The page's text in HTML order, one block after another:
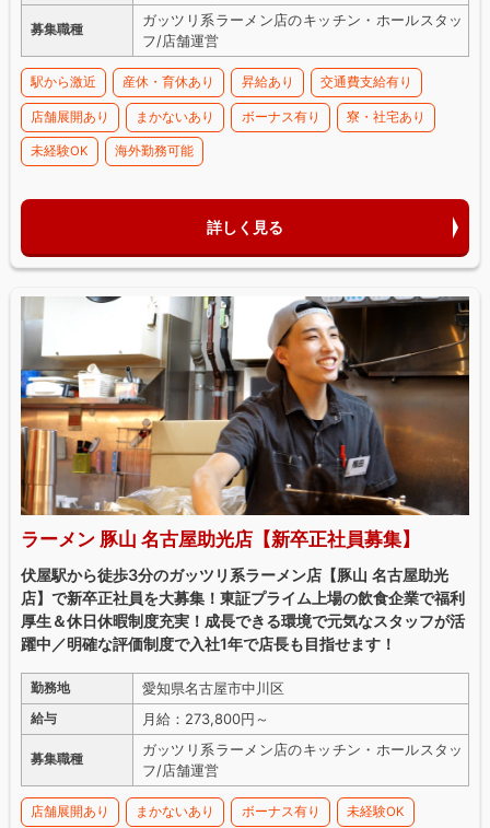
募集職種
ガッツリ系ラーメン店のキッチン・ホールスタッ
フ/店舗運営
駅から激近 産休・育休あり 昇給あり 交通費支給有り
店舗展開あり まかないあり ボーナス有り 寮・社宅あり
未経験OK 海外勤務可能
詳しく見る
ラーメン 豚山 名古屋助光店【新卒正社員募集】
伏屋駅から徒歩3分のガッツリ系ラーメン店【豚山 名古屋助光
店】で新卒正社員を大募集！東証プライム上場の飲食企業で福利
厚生＆休日休暇制度充実！成長できる環境で元気なスタッフが活
躍中／明確な評価制度で入社1年で店長も目指せます！
勤務地 愛知県名古屋市中川区
給与 月給：273,800円～
募集職種
ガッツリ系ラーメン店のキッチン・ホールスタッ
フ/店舗運営
店舗展開あり まかないあり ボーナス有り 未経験OK